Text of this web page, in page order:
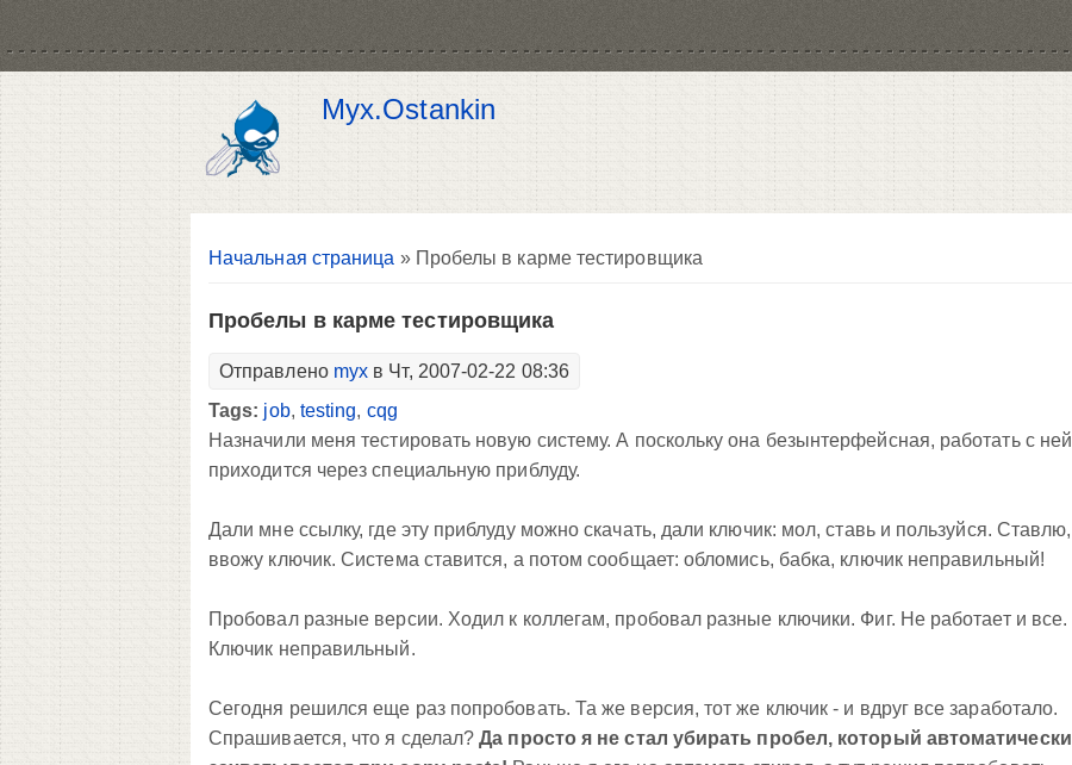
Myx.Ostankin
Вы здесь
Начальная страница » Пробелы в карме тестировщика
Пробелы в карме тестировщика
Отправлено myx в Чт, 2007-02-22 08:36
Tags: job, testing, cqg
Назначили меня тестировать новую систему. А поскольку она безынтерфейсная, работать с ней
приходится через специальную приблуду.
Дали мне ссылку, где эту приблуду можно скачать, дали ключик: мол, ставь и пользуйся. Ставлю,
ввожу ключик. Система ставится, а потом сообщает: обломись, бабка, ключик неправильный!
Пробовал разные версии. Ходил к коллегам, пробовал разные ключики. Фиг. Не работает и все.
Ключик неправильный.
Сегодня решился еще раз попробовать. Та же версия, тот же ключик - и вдруг все заработало.
Спрашивается, что я сделал?Да просто я не стал убирать пробел, который автоматически